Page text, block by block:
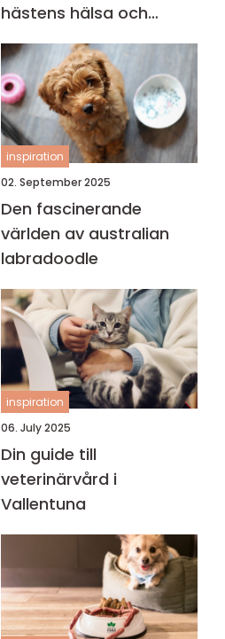
hästens hälsa och
prestation
inspiration
02. September 2025
Den fascinerande
världen av australian
labradoodle
inspiration
06. July 2025
Din guide till
veterinärvård i
Vallentuna